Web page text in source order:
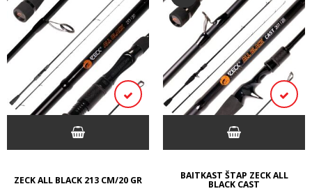
ZECK ALL BLACK 213 CM/20 GR BAITKAST ŠTAP ZECK ALL
BLACK CAST